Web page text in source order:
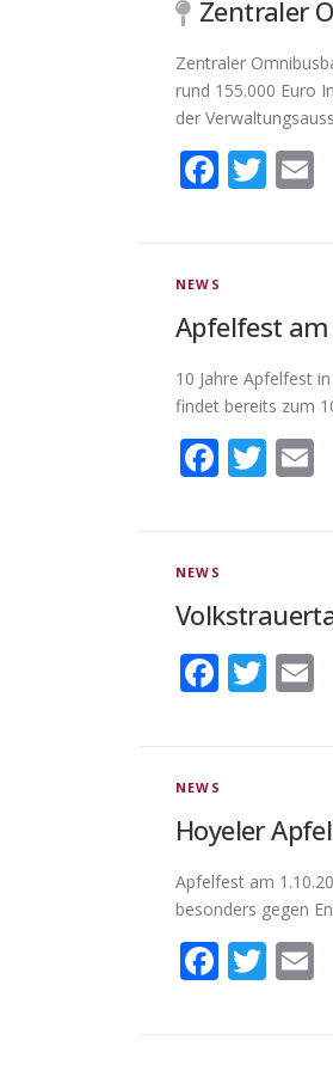
Zentraler
Zentraler
rund 155.000 Euro
der
NEWS
Apfelfest am
10 Jahre Apfelfest
findet bereits zum
NEWS
NEWS
Hoyeler
Apfelfest am
besonders gegen